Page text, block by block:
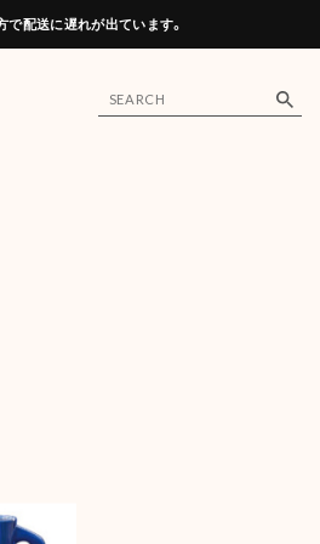
送に遅れが出ています。